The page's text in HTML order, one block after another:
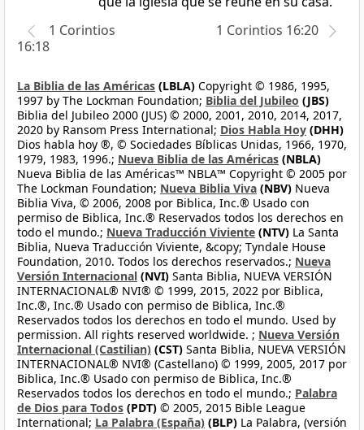
1 Corintios
16:18
1 Corintios 16:20
La Biblia de las Américas (LBLA) Copyright © 1986, 1995,
1997 by The Lockman Foundation; Biblia del Jubileo (JBS)
Biblia del Jubileo 2000 (JUS) © 2000, 2001, 2010, 2014, 2017,
2020 by Ransom Press International; Dios Habla Hoy (DHH)
Dios habla hoy ®, © Sociedades Bíblicas Unidas, 1966, 1970,
1979, 1983, 1996.; Nueva Biblia de las Américas (NBLA)
Nueva Biblia de las Américas™ NBLA™ Copyright © 2005 por
The Lockman Foundation; Nueva Biblia Viva (NBV) Nueva
Biblia Viva, © 2006, 2008 por Biblica, Inc.® Usado con
permiso de Biblica, Inc.® Reservados todos los derechos en
todo el mundo.; Nueva Traducción Viviente (NTV) La Santa
Biblia, Nueva Traducción Viviente, &copy; Tyndale House
Foundation, 2010. Todos los derechos reservados.; Nueva
Versión Internacional (NVI) Santa Biblia, NUEVA VERSIÓN
INTERNACIONAL® NVI® © 1999, 2015, 2022 por Biblica,
Inc.®, Inc.® Usado con permiso de Biblica, Inc.®
Reservados todos los derechos en todo el mundo. Used by
permission. All rights reserved worldwide. ; Nueva Versión
Internacional (Castilian) (CST) Santa Biblia, NUEVA VERSIÓN
INTERNACIONAL® NVI® (Castellano) © 1999, 2005, 2017 por
Biblica, Inc.® Usado con permiso de Biblica, Inc.®
Reservados todos los derechos en todo el mundo.; Palabra
de Dios para Todos (PDT) © 2005, 2015 Bible League
International; La Palabra (España) (BLP) La Palabra, (versión